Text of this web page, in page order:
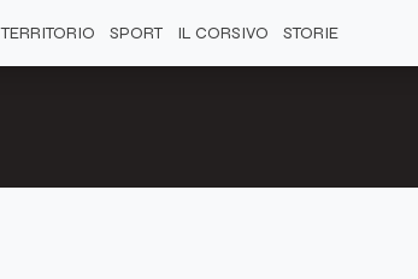
TERRITORIO SPORT IL CORSIVO STORIE